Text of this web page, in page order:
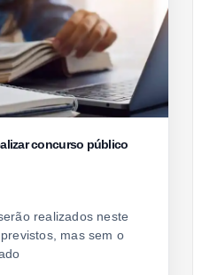
concurso público
realizados neste
mas sem o